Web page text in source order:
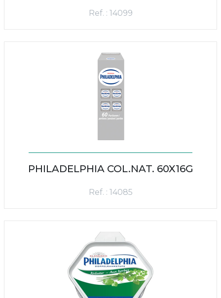
Ref. : 14099
PHILADELPHIA COL.NAT. 60X16G
Ref. : 14085